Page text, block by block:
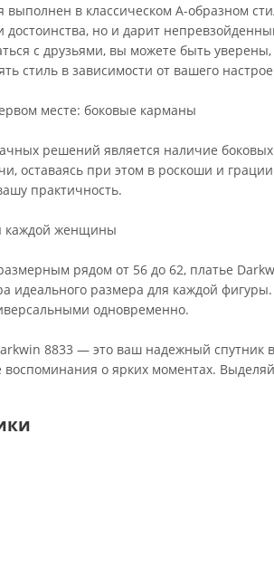
выполнен в классическом А-образном
достоинства, но и дарит
с друзьями, вы можете быть
стиль в зависимости от вашего
месте: боковые карманы
решений является наличие боковых
оставаясь при этом в роскоши и
практичность.
каждой женщины
рядом от 56 до 62, платье
идеального размера для каждой
одновременно.
8833 — это ваш надежный
воспоминания о ярких моментах.